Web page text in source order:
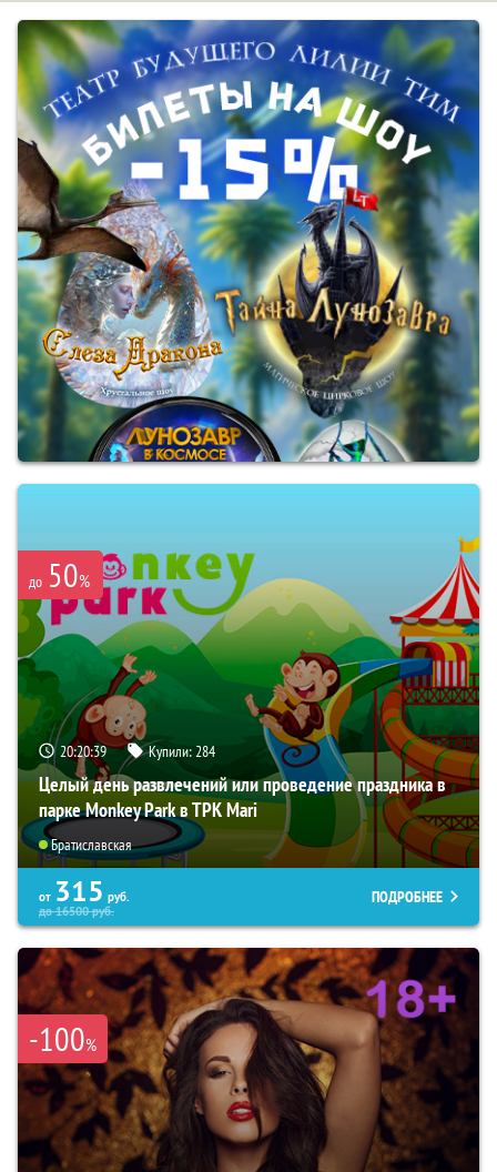
до 50%
20:20:38 Купили:284
Целый день развлечений или проведение праздника в
парке Monkey Park в ТРК Mari
Братиславская
от 315 руб.
до16500руб.
ПОДРОБНЕЕ
-100%